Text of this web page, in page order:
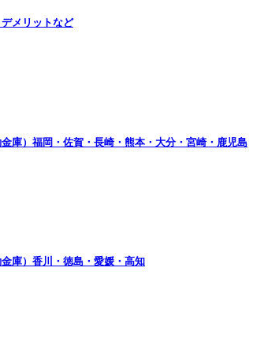
メリットなど
庫）福岡・佐賀・長崎・熊本・大分・宮崎・鹿児島
庫）香川・徳島・愛媛・高知